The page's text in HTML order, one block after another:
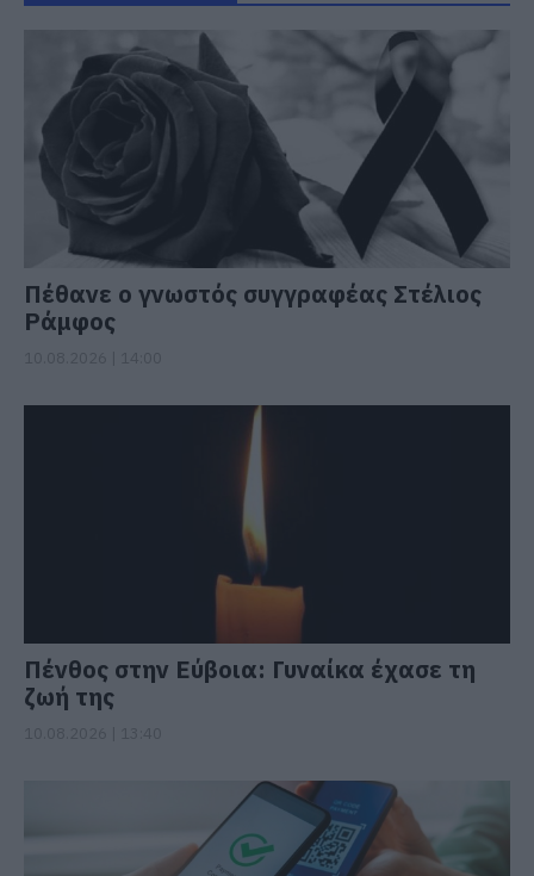
Πέθανε ο γνωστός συγγραφέας Στέλιος
Ράμφος
Πένθος στην Εύβοια: Γυναίκα έχασε τη
ζωή της